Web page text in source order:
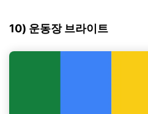
10) 운동장 브라이트